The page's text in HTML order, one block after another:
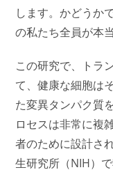
します。かどうか
の私たち全員が本
この研究で、トラ
て、健康な細胞は
た変異タンパク質
ロセスは非常に複
者のために設計さ
生研究所（NIH）